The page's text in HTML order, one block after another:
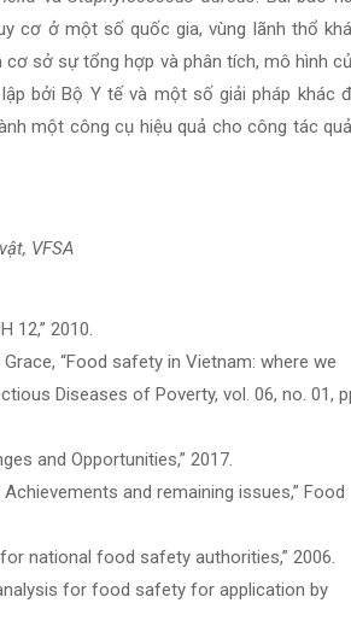
cơ ở một số quốc gia, vùng lãnh thổ
cơ sở sự tổng hợp và phân tích, mô hình
bởi Bộ Y tế và một số giải pháp khác
một công cụ hiệu quả cho công tác
VFSA
12,” 2010.
Grace, “Food safety in Vietnam: where we
Diseases of Poverty, vol. 06, no. 01,
and Opportunities,” 2017.
and remaining issues,” Food
national food safety authorities,” 2006.
for food safety for application by